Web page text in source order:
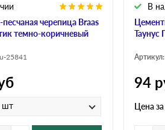
черепица Braas
темно-коричневый
25841
шт
Таунус
В
Артикул:
94
Цена за